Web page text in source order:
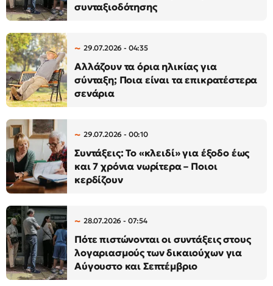
συνταξιοδότησης
29.07.2026 - 04:35
Αλλάζουν τα όρια ηλικίας για
σύνταξη; Ποια είναι τα επικρατέστερα
σενάρια
29.07.2026 - 00:10
Συντάξεις: Το «κλειδί» για έξοδο έως
και 7 χρόνια νωρίτερα – Ποιοι
κερδίζουν
28.07.2026 - 07:54
Πότε πιστώνονται οι συντάξεις στους
λογαριασμούς των δικαιούχων για
Αύγουστο και Σεπτέμβριο